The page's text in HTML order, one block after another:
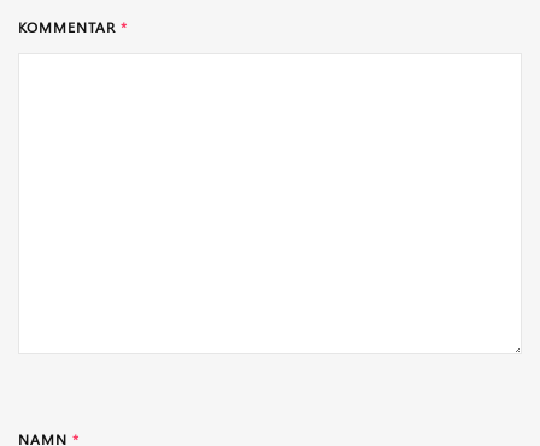
KOMMENTAR *
NAMN *